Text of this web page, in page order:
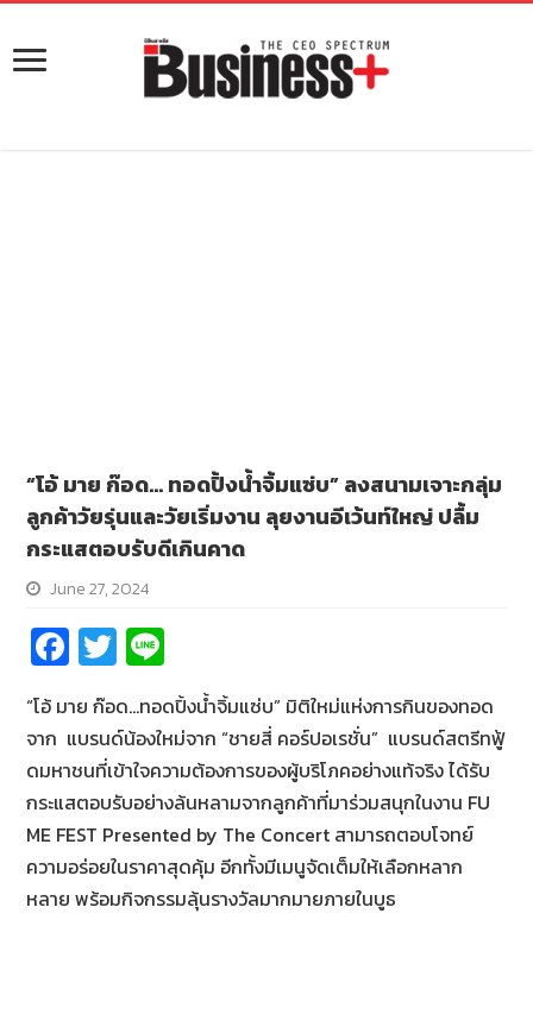
“โอ้ มาย ก๊อด… ทอดปิ้งน้ำจิ้มแซ่บ” ลงสนามเจาะกลุ่ม
ลูกค้าวัยรุ่นและวัยเริ่มงาน ลุยงานอีเว้นท์ใหญ่ ปลื้ม
กระแสตอบรับดีเกินคาด
June 27, 2024
Fa
ce
b
o
o
k
T
wi
tt
er
n
e
“โอ้ มาย ก๊อด…ทอดปิ้งน้ำจิ้มแซ่บ” มิติใหม่แห่งการกินของทอด
จาก แบรนด์น้องใหม่จาก “ชายสี่ คอร์ปอเรชั่น” แบรนด์สตรีทฟู้
ดมหาชนที่เข้าใจความต้องการของผู้บริโภคอย่างแท้จริง ได้รับ
กระแสตอบรับอย่างล้นหลามจากลูกค้าที่มาร่วมสนุกในงาน FU
ME FEST Presented by The Concert สามารถตอบโจทย์
ความอร่อยในราคาสุดคุ้ม อีกทั้งมีเมนูจัดเต็มให้เลือกหลาก
หลาย พร้อมกิจกรรมลุ้นรางวัลมากมายภายในบูธ